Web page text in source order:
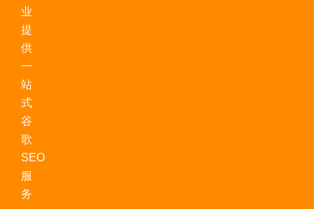
业
提
供
一
站
式
谷
歌
SEO
服
务